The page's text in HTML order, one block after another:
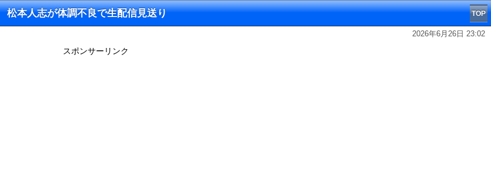
松本人志が体調不良で生配信見送り TOP
2026年6月26日 23:02
スポンサーリンク